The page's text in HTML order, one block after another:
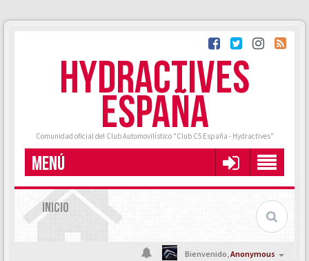
HYDRACTIVES
ESPAÑA
Comunidad oficial del Club Automovilístico "Club C5 España - Hydractives"
MENÚ
INICIO
Bienvenido,Anonymous